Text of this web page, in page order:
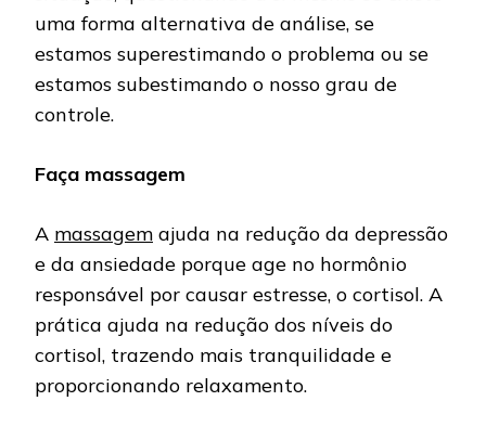
uma forma alternativa de análise, se
estamos superestimando o problema ou se
estamos subestimando o nosso grau de
controle.
Faça massagem
A massagem ajuda na redução da depressão
e da ansiedade porque age no hormônio
responsável por causar estresse, o cortisol. A
prática ajuda na redução dos níveis do
cortisol, trazendo mais tranquilidade e
proporcionando relaxamento.